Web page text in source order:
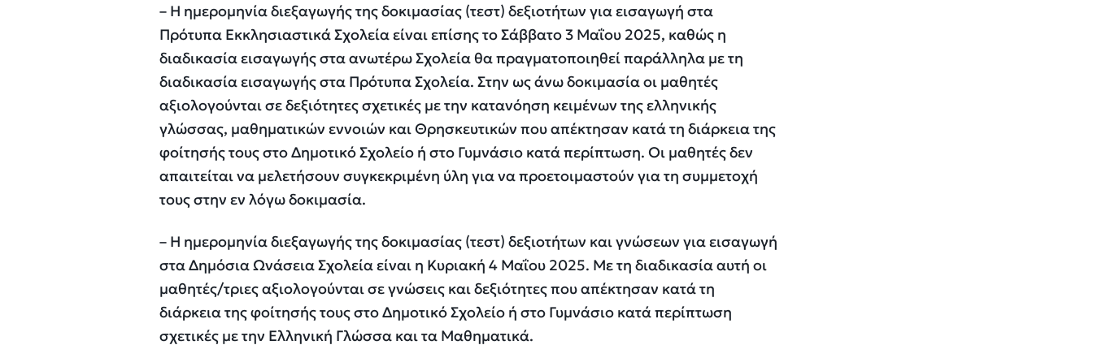
– Η ημερομηνία διεξαγωγής της δοκιμασίας (τεστ) δεξιοτήτων για εισαγωγή στα
Πρότυπα Εκκλησιαστικά Σχολεία είναι επίσης το Σάββατο 3 Μαΐου 2025, καθώς η
διαδικασία εισαγωγής στα ανωτέρω Σχολεία θα πραγματοποιηθεί παράλληλα με τη
διαδικασία εισαγωγής στα Πρότυπα Σχολεία. Στην ως άνω δοκιμασία οι μαθητές
αξιολογούνται σε δεξιότητες σχετικές με την κατανόηση κειμένων της ελληνικής
γλώσσας, μαθηματικών εννοιών και Θρησκευτικών που απέκτησαν κατά τη διάρκεια της
φοίτησής τους στο Δημοτικό Σχολείο ή στο Γυμνάσιο κατά περίπτωση. Οι μαθητές δεν
απαιτείται να μελετήσουν συγκεκριμένη ύλη για να προετοιμαστούν για τη συμμετοχή
τους στην εν λόγω δοκιμασία.
– Η ημερομηνία διεξαγωγής της δοκιμασίας (τεστ) δεξιοτήτων και γνώσεων για εισαγωγή
στα Δημόσια Ωνάσεια Σχολεία είναι η Κυριακή 4 Μαΐου 2025. Με τη διαδικασία αυτή οι
μαθητές/τριες αξιολογούνται σε γνώσεις και δεξιότητες που απέκτησαν κατά τη
διάρκεια της φοίτησής τους στο Δημοτικό Σχολείο ή στο Γυμνάσιο κατά περίπτωση
σχετικές με την Ελληνική Γλώσσα και τα Μαθηματικά.